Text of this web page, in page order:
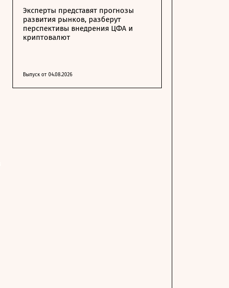
Эксперты представят прогнозы
развития рынков, разберут
перспективы внедрения ЦФА и
криптовалют
Выпуск от 04.08.2026